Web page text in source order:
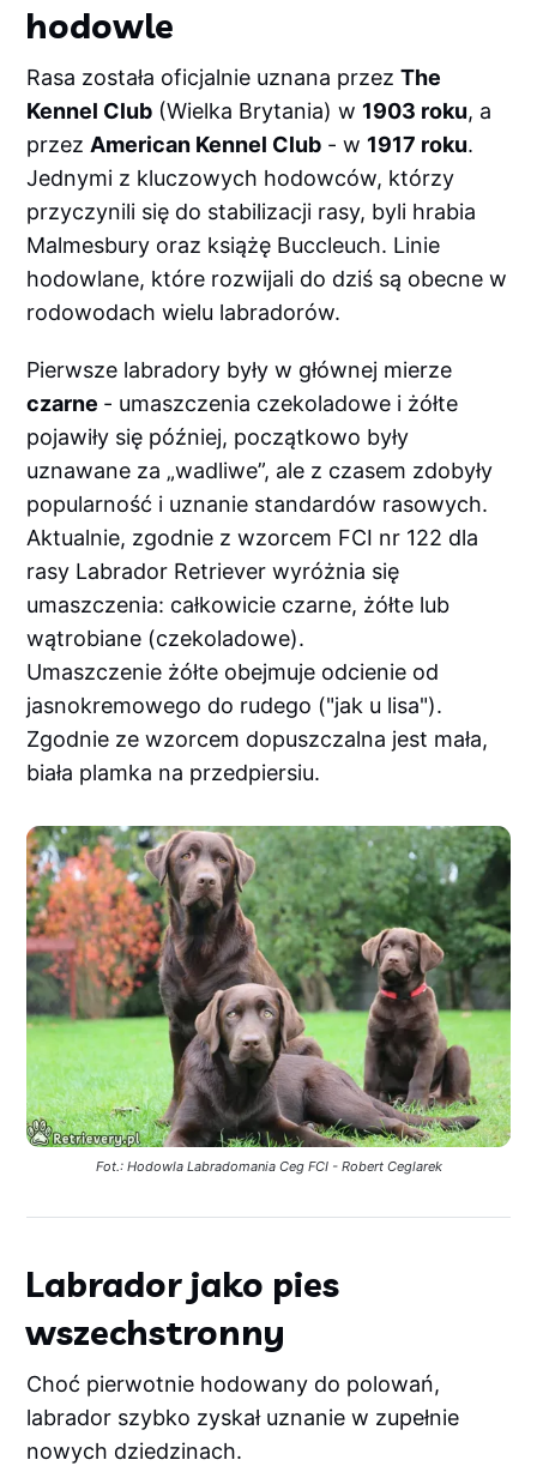
hodowle
Rasa została oficjalnie uznana przezThe
Kennel Club (Wielka Brytania) w 1903 roku, a
przez American Kennel Club - w 1917 roku.
Jednymi z kluczowych hodowców, którzy
przyczynili się do stabilizacji rasy, byli hrabia
Malmesbury oraz książę Buccleuch. Linie
hodowlane, które rozwijali do dziś są obecne w
rodowodach wielu labradorów.
Pierwsze labradory były w głównej mierze
czarne - umaszczenia czekoladowe i żółte
pojawiły się później, początkowo były
uznawane za „wadliwe”, ale z czasem zdobyły
popularność i uznanie standardów rasowych.
Aktualnie, zgodnie z wzorcem FCI nr 122 dla
rasy Labrador Retriever wyróżnia się
umaszczenia: całkowicie czarne, żółte lub
wątrobiane (czekoladowe).
Umaszczenie żółte obejmuje odcienie od
jasnokremowego do rudego ("jak u lisa").
Zgodnie ze wzorcem dopuszczalna jest mała,
biała plamka na przedpiersiu.
Fot.: Hodowla Labradomania Ceg FCI - Robert Ceglarek
Labrador jako pies
wszechstronny
Choć pierwotnie hodowany do polowań,
labrador szybko zyskał uznanie w zupełnie
nowych dziedzinach.